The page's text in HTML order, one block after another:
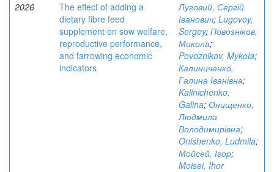
2026
The effect of adding a
dietary fibre feed
supplement on sow welfare,
reproductive performance,
and farrowing economic
indicators
Луговий, Сергій
Іванович; Lugovoy,
Sergey; Повозніков,
Микола;
Povoznikov, Mykola;
Калиниченко,
Галина Іванівна;
Kalinichenko,
Galina; Онищенко,
Людмила
Володимирівна;
Onishenko, Ludmila;
Мойсей, Ігор;
Moisei, Ihor